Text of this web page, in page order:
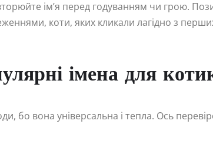
ім’я перед годуванням чи грою.
коти, яких кликали лагідно з
імена для
бо вона універсальна і тепла. Ось